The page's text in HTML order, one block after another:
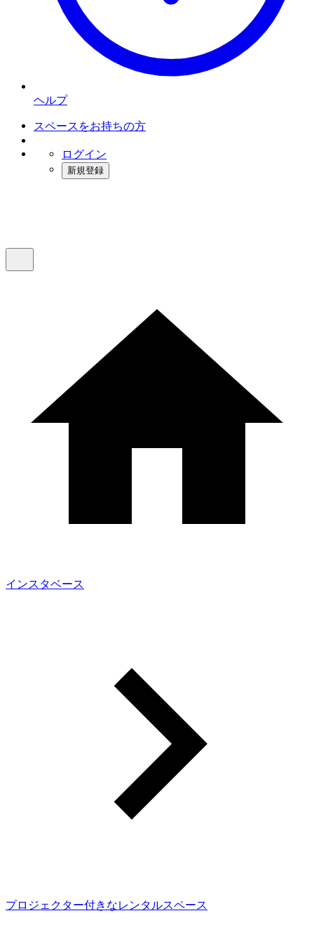
ヘルプ
スペースをお持ちの方
ログイン
新規登録
インスタベース
プロジェクター付きなレンタルスペース